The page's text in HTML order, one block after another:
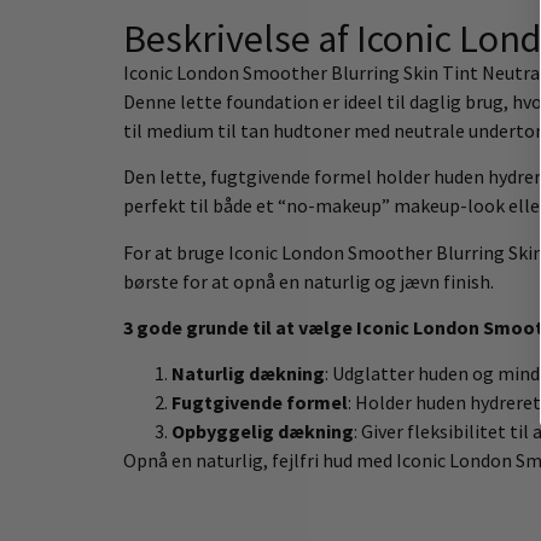
Beskrivelse af Iconic
Iconic London Smoother Blurring Skin Tint
Denne lette foundation er ideel til daglig brug,
til medium til tan hudtoner med neutrale
Den lette, fugtgivende formel holder huden
perfekt til både et “no-makeup” makeup-look
For at bruge Iconic London Smoother Blurring
børste for at opnå en naturlig og jævn finish.
3 gode grunde til at vælge Iconic London
Naturlig dækning: Udglatter huden og
Fugtgivende formel: Holder huden
Opbyggelig dækning: Giver fleksibilitet til
Opnå en naturlig, fejlfri hud med Iconic London